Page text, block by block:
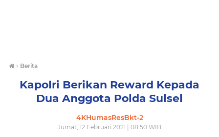
› Berita
Kapolri Berikan Reward Kepada
Dua Anggota Polda Sulsel
4KHumasResBkt-2
Jumat, 12 Februari 2021 | 08:50 WIB